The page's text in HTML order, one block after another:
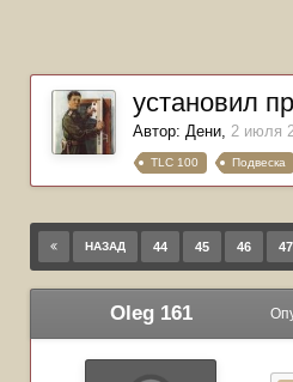
установил
Автор: Дени, 2 июля
TLC 100 Подвеска
НАЗАД 44 45 46 47
Oleg 161